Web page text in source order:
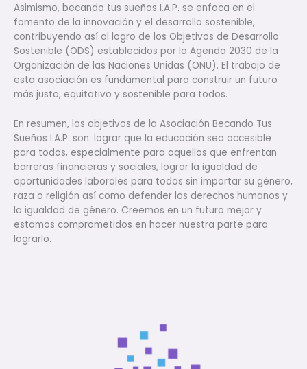
Asimismo, becando tus sueños I.A.P. se enfoca en el
fomento de la innovación y el desarrollo sostenible,
contribuyendo así al logro de los Objetivos de Desarrollo
Sostenible (ODS) establecidos por la Agenda 2030 de la
Organización de las Naciones Unidas (ONU). El trabajo de
esta asociación es fundamental para construir un futuro
más justo, equitativo y sostenible para todos.
En resumen, los objetivos de la Asociación Becando Tus
Sueños I.A.P. son: lograr que la educación sea accesible
para todos, especialmente para aquellos que enfrentan
barreras financieras y sociales, lograr la igualdad de
oportunidades laborales para todos sin importar su género,
raza o religión así como defender los derechos humanos y
la igualdad de género. Creemos en un futuro mejor y
estamos comprometidos en hacer nuestra parte para
lograrlo.